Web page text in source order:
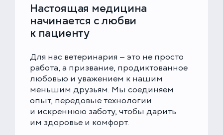
Настоящая медицина
начинается с любви
к пациенту
Для нас ветеринария — это не просто
работа, а призвание, продиктованное
любовью и уважением к нашим
меньшим друзьям. Мы соединяем
опыт, передовые технологии
и искреннюю заботу, чтобы дарить
им здоровье и комфорт.